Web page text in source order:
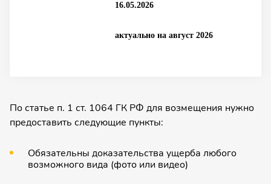
16.05.2026
актуально на август 2026
По статье п. 1 ст. 1064 ГК РФ для возмещения нужно
предоста­вить следующие пункты:
Обязатель­ны доказатель­ства ущерба любого
возможного вида (фото или видео)